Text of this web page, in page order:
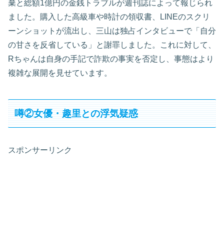
棄と総額1億円の金銭トラブルが週刊誌によって報じられ
ました。購入した高級車や時計の領収書、LINEのスクリ
ーンショットが流出し、三山は独占インタビューで「自分
の甘さを反省している」と謝罪しました。これに対して、
Rちゃんは自身の手記で詐欺の事実を否定し、事態はより
複雑な展開を見せています。
噂②女優・趣里との浮気疑惑
スポンサーリンク